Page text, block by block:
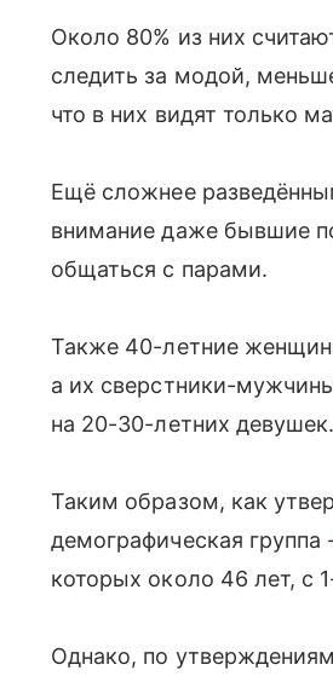
Около 80% из них
следить за модой,
что в них видят только
Ещё сложнее
внимание даже бывшие
общаться с парами.
Также 40-летние
а их сверстники-
на 20-30-летних девушек.
Таким образом, как
демографическая группа
которых около 46 лет, с
Однако, по